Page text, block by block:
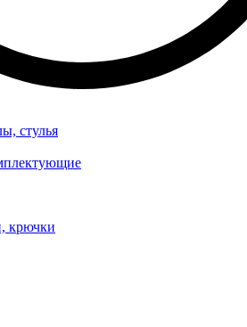
стулья
крючки